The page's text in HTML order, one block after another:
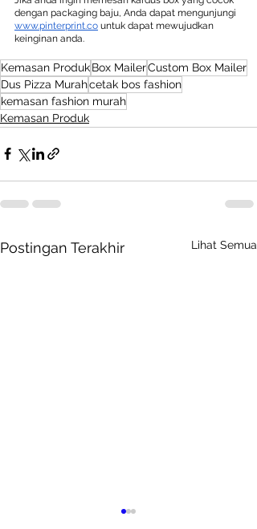
dengan packaging baju, Anda dapat mengunjungi
www.pinterprint.co untuk dapat mewujudkan
keinginan anda.
Kemasan ProdukBox MailerCustom Box Mailer
Dus Pizza Murahcetak bos fashion
kemasan fashion murah
Kemasan Produk
Postingan Terakhir Lihat Semua